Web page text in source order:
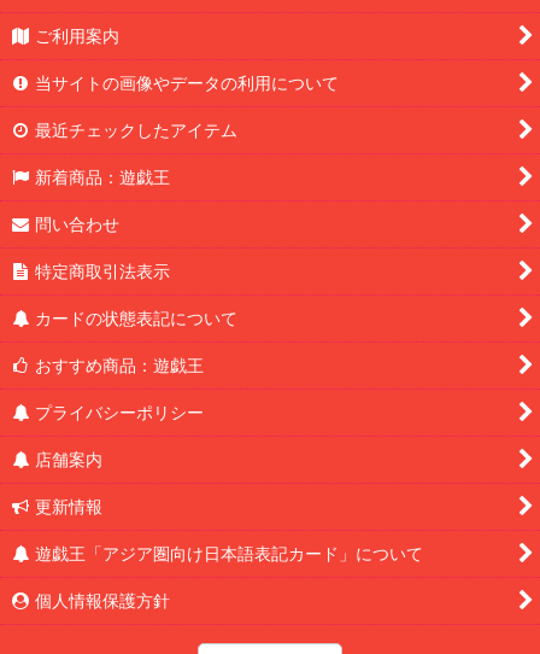
ご利用案内
当サイトの画像やデータの利用について
最近チェックしたアイテム
新着商品：遊戯王
問い合わせ
特定商取引法表示
カードの状態表記について
おすすめ商品：遊戯王
プライバシーポリシー
店舗案内
更新情報
遊戯王「アジア圏向け日本語表記カード」について
個人情報保護方針